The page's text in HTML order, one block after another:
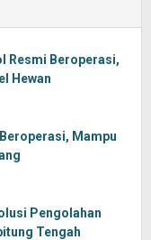
Resmi Beroperasi,
Hewan
Mampu
Pengolahan
Tengah